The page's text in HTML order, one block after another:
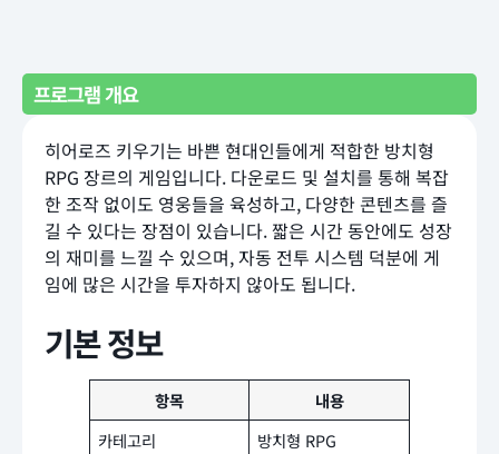
프로그램 개요
히어로즈 키우기는 바쁜 현대인들에게 적합한 방치형
RPG 장르의 게임입니다. 다운로드 및 설치를 통해 복잡
한 조작 없이도 영웅들을 육성하고, 다양한 콘텐츠를 즐
길 수 있다는 장점이 있습니다. 짧은 시간 동안에도 성장
의 재미를 느낄 수 있으며, 자동 전투 시스템 덕분에 게
임에 많은 시간을 투자하지 않아도 됩니다.
기본 정보
항목
내용
카테고리
방치형 RPG